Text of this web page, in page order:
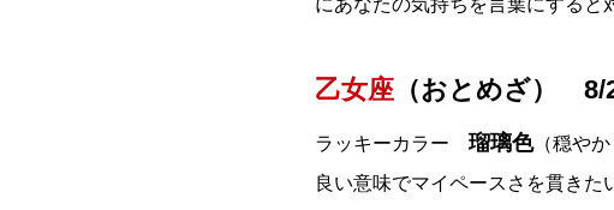
にあなたの気持ちを言葉にすると
乙女座 （おとめざ） 8/
ラッキーカラー 瑠璃色（穏やか
良い意味でマイペースさを貫きた